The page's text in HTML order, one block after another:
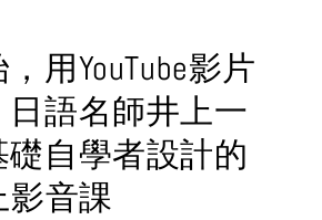
用YouTube影片
語名師井上一
自學者設計的
影音課